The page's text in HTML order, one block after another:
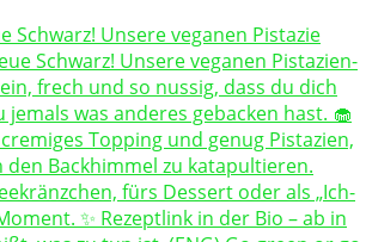
Schwarz! Unsere veganen Pistazie